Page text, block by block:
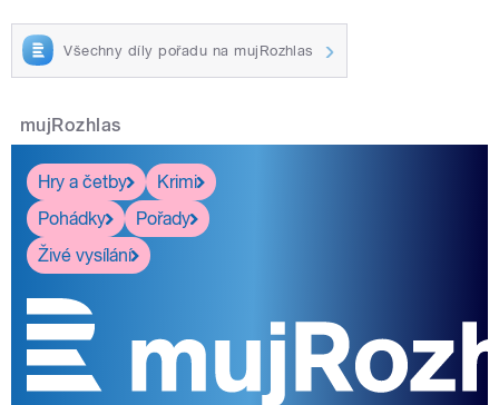
Všechny díly pořadu na mujRozhlas
mujRozhlas
Hry a četby
Krimi
Pohádky
Pořady
Živé vysílání